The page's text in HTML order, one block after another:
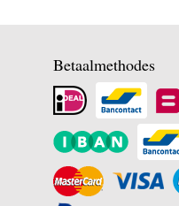
Betaalmethodes